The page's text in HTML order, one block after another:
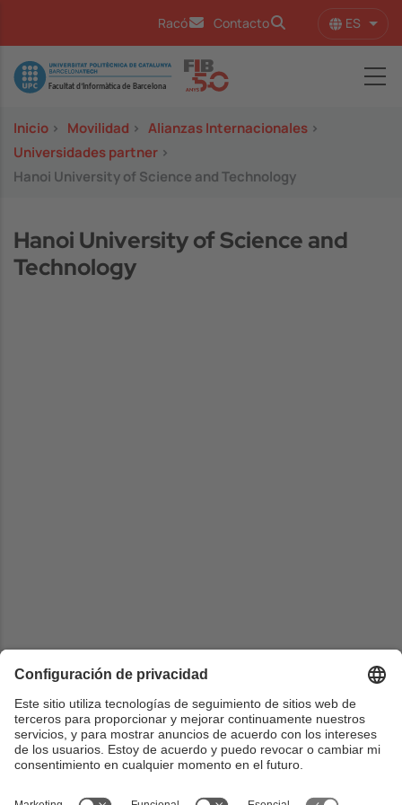
Racó Contacto ES
Image
Inicio > Movilidad > Alianzas Internacionales >
Universidades partner >
Hanoi University of Science and Technology
Hanoi University of Science and
Technology
Hanoi University of Science and Technology
País
Vietnam